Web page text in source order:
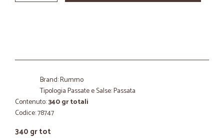
Brand: Rummo
Tipologia Passate e Salse: Passata
Contenuto:340 gr totali
Codice: 78747
340 gr tot